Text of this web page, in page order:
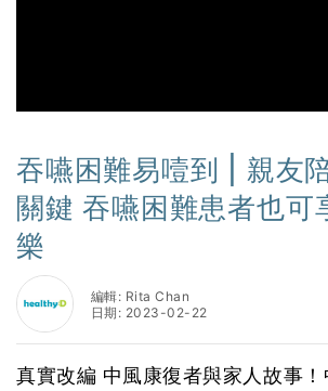
吞嚥困難易噎到 | 親友
關鍵 吞嚥困難患者也可
樂
編輯: Rita Chan
日期: 2023-02-22
真實改編 中風康復者與家人故事